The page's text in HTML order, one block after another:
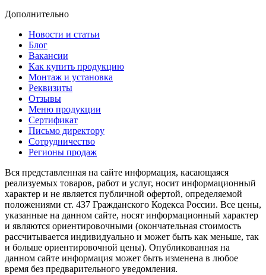
Дополнительно
Новости и статьи
Блог
Вакансии
Как купить продукцию
Монтаж и установка
Реквизиты
Отзывы
Меню продукции
Сертификат
Письмо директору
Сотрудничество
Регионы продаж
Вся представленная на сайте информация, касающаяся
реализуемых товаров, работ и услуг, носит информационный
характер и не является публичной офертой, определяемой
положениями ст. 437 Гражданского Кодекса России. Все цены,
указанные на данном сайте, носят информационный характер
и являются ориентировочными (окончательная стоимость
рассчитывается индивидуально и может быть как меньше, так
и больше ориентировочной цены). Опубликованная на
данном сайте информация может быть изменена в любое
время без предварительного уведомления.